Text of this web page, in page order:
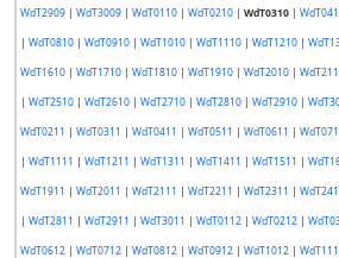
WdT2909| WdT3009| WdT0110| WdT0210| WdT0310|
| WdT0810| WdT0910| WdT1010| WdT1110| WdT1210|
WdT1610| WdT1710| WdT1810| WdT1910| WdT2010|
| WdT2510| WdT2610| WdT2710| WdT2810| WdT2910|
WdT0211 | WdT0311 | WdT0411 | WdT0511 | WdT0611 |
| WdT1111 | WdT1211 | WdT1311 | WdT1411 | WdT1511 |
WdT1911 | WdT2011 | WdT2111 | WdT2211 | WdT2311 |
| WdT2811 | WdT2911 | WdT3011 | WdT0112| WdT0212|
WdT0612| WdT0712| WdT0812| WdT0912| WdT1012|